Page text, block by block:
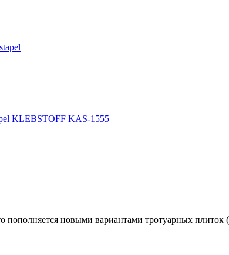
KLEBSTOFF KAS-1555
пополняется новыми вариантами тротуарных